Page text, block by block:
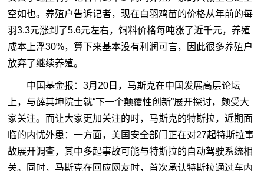
空如也。养殖户告诉记者，现在白羽鸡苗的价格从年前的每
羽3.3元涨到了5.6元左右，饲料价格每吨涨了近千元，养殖
成本上浮30%，算下来基本没有利润可言，因此很多养殖户
放弃了继续养殖。
中国基金报：3月20日，马斯克在中国发展高层论坛
上，与薛其坤院士就“下一个颠覆性创新”展开探讨，颇受大
家关注。而让大家更加关注的时，马斯克的特斯拉，近期面
临的内忧外患：一方面，美国安全部门正在对27起特斯拉事
故展开调查，其中多起事故可能与特斯拉的自动驾驶系统相
关。同时，马斯克在回应网友时，首次承认特斯拉通过车内